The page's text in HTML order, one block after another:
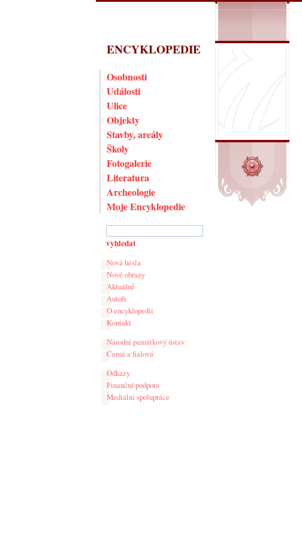
ENCYKLOPEDIE
Osobnosti
Události
Ulice
Objekty
Stavby, areály
Školy
Fotogalerie
Literatura
Archeologie
Moje Encyklopedie
Nová hesla
Nové obrazy
Aktuálně
Autoři
O encyklopedii
Kontakt
Národní památkový ústav
Černá a fialová
Odkazy
Finanční podpora
Mediální spolupráce